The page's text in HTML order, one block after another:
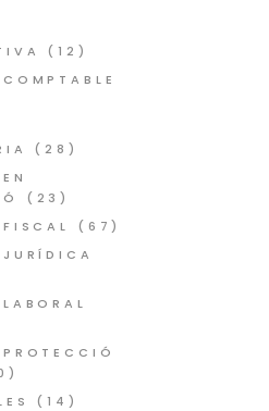
(12)
(28)
(23)
(67)
(14)